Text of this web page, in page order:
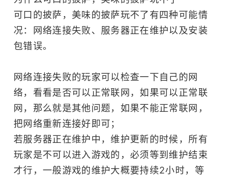
可口的披萨，美味的披萨玩不了有四种可能情
况：网络连接失败、服务器正在维护以及安装
包错误。
网络连接失败的玩家可以检查一下自己的网
络，看看是否可以正常联网，如果可以正常联
网，那么就是其他问题，如果不能正常联网，
把网络重新连接好即可；
若服务器正在维护中，维护更新的时候，所有
玩家是不可以进入游戏的，必须等到维护结束
才行，一般游戏的维护大概要持续2小时，等